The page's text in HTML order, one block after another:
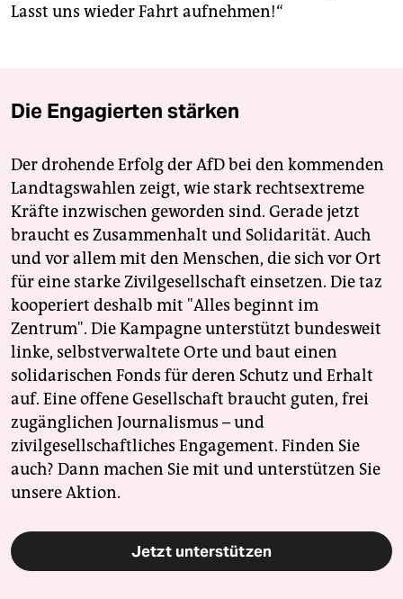
Lasst uns wieder Fahrt aufnehmen!“
Die Engagierten stärken
Der drohende Erfolg der AfD bei den kommenden
Landtagswahlen zeigt, wie stark rechtsextreme
Kräfte inzwischen geworden sind. Gerade jetzt
braucht es Zusammenhalt und Solidarität. Auch
und vor allem mit den Menschen, die sich vor Ort
für eine starke Zivilgesellschaft einsetzen. Die taz
kooperiert deshalb mit "Alles beginnt im
Zentrum". Die Kampagne unterstützt bundesweit
linke, selbstverwaltete Orte und baut einen
solidarischen Fonds für deren Schutz und Erhalt
auf. Eine offene Gesellschaft braucht guten, frei
zugänglichen Journalismus – und
zivilgesellschaftliches Engagement. Finden Sie
auch? Dann machen Sie mit und unterstützen Sie
unsere Aktion.
Jetzt unterstützen